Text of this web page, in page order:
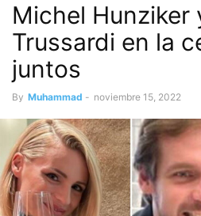
Michel Hunziker
Trussardi en la
juntos
By Muhammad - noviembre 15, 2022